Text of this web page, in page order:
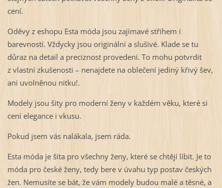
cení.
Oděvy z eshopu Esta móda jsou zajímavé střihem i
barevností. Vždycky jsou originální a slušivé. Klade se tu
důraz na detail a preciznost provedení. To mohu potvrdit
z vlastní zkušenosti – nenajdete na oblečení jediný křivý šev,
ani uvolněnou nitku!.
Modely jsou šity pro moderní ženy v každém věku, které si
cení elegance i vkusu.
Pokud jsem vás nalákala, jsem ráda.
Esta móda je šita pro všechny ženy, které se chtějí líbit. Je to
móda pro české ženy, tedy bere v úvahu typ postav českých
žen. Nemusíte se bát, že vám modely budou malé a těsné, a